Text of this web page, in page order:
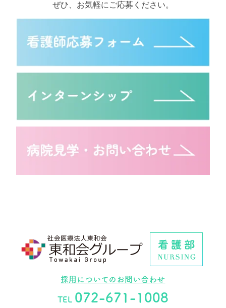
ぜひ、お気軽にご応募ください。
採用についてのお問い合わせ
TEL 072-671-1008